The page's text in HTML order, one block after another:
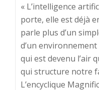
« L’intelligence
porte, elle est déjà
parle plus d’un
d’un
qui est devenu l’air
qui structure notre
L’encyclique